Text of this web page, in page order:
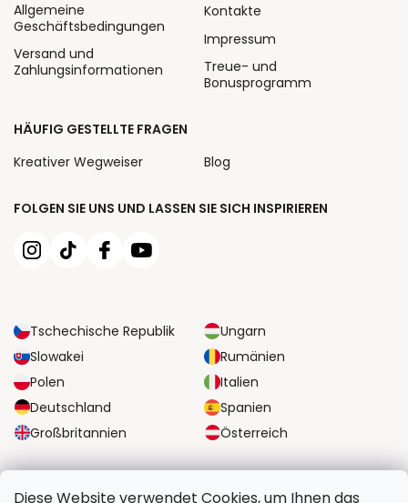
Diese Website verwendet Cookies, um Ihnen das
FOLGEN SIE UNS UND LASSEN SIE SICH INSPIRIEREN
Tschechische Republik
Ungarn
Slowakei
Rumänien
Polen
Italien
Deutschland
Spanien
Großbritannien
Österreich
Allgemeine
Geschäftsbedingungen
Versand und
Zahlungsinformationen
Kontakte
Impressum
Treue- und
Bonusprogramm
HÄUFIG GESTELLTE FRAGEN
Kreativer Wegweiser
Blog